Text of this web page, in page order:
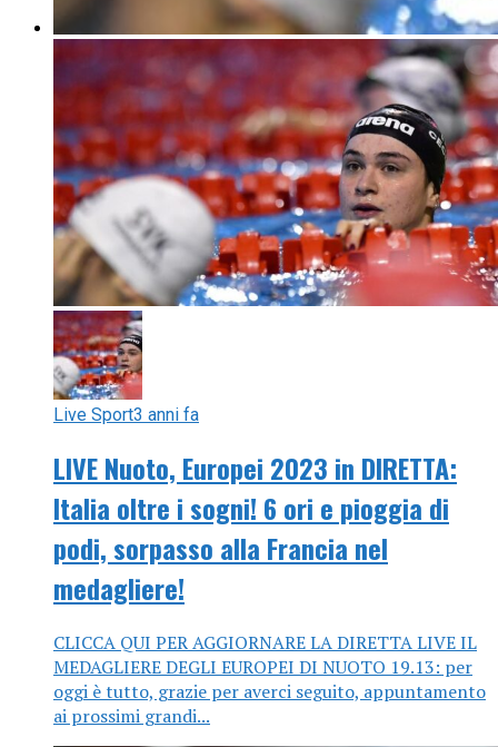
Live Sport3 anni fa
LIVE Nuoto, Europei 2023 in DIRETTA:
Italia oltre i sogni! 6 ori e pioggia di
podi, sorpasso alla Francia nel
medagliere!
CLICCA QUI PER AGGIORNARE LA DIRETTA LIVE IL
MEDAGLIERE DEGLI EUROPEI DI NUOTO 19.13: per
oggi è tutto, grazie per averci seguito, appuntamento
ai prossimi grandi...